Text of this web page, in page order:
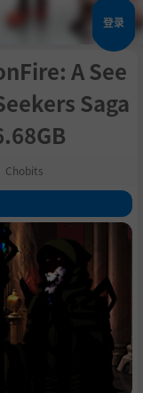
登录
A See
Saga
Chobits